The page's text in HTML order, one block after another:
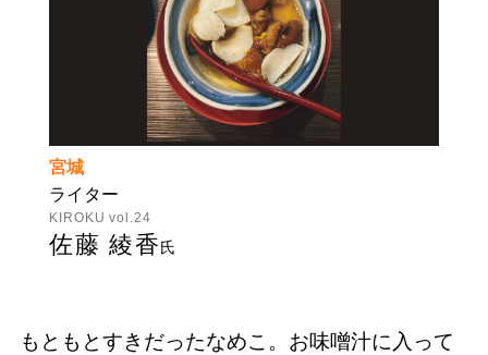
宮城
ライター
KIROKU vol.24
佐藤 綾香氏
もともとすきだったなめこ。お味噌汁に入って